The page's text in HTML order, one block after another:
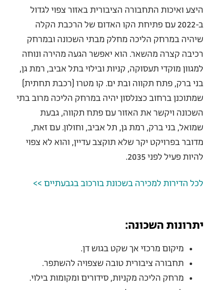
היצע ואיכות התחבורה הציבורית באזור צפוי לגדול
ב-2022 עם פתיחת הקו האדום של הרכבת הקלה
שיהיה במרחק הליכה מחלק מבתי השכונה ובמרחק
רכיבה קצרה מהשאר. הוא יאפשר הגעה מהירה ונוחה
למגוון מוקדי תעסוקה, קניות ובילוי בתל אביב, רמת גן,
בני ברק, פתח תקווה ובת ים. קו מטרו (רכבת תחתית)
שמתוכנן ברחוב כצנלסון יהיה במרחק הליכה מרוב בתי
השכונה ויקשר את האזור עם פתח תקווה, גבעת
שמואל, בני ברק, רמת גן, תל אביב, וחולון. עם זאת,
מדובר בפרויקט יקר שלא תוקצב עדיין, והוא לא צפוי
להיות פעיל לפני 2035.
לכל הדירות למכירה בשכונת בורכוב בגבעתיים >>
יתרונות השכונה:
מיקום מרכזי אך שקט בגוש דן.
תחבורה ציבורית טובה שצפויה להשתפר.
מרחק הליכה מקניות, סידורים ומקומות בילוי.